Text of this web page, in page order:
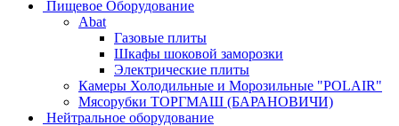
Пищевое Оборудование
Abat
Газовые плиты
Шкафы шоковой заморозки
Электрические плиты
Камеры Холодильные и Морозильные "POLAIR"
Мясорубки ТОРГМАШ (БАРАНОВИЧИ)
Нейтральное оборудование